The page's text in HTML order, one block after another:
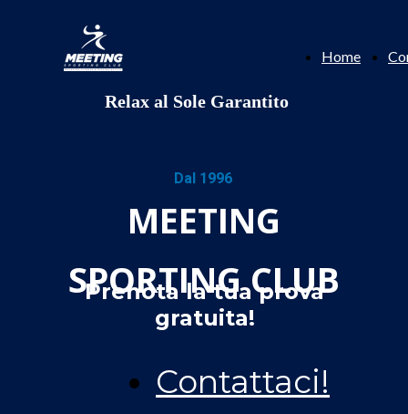
Relax al Sole Garantito
Home
Dal 1996
MEETING
SPORTING CLUB
Prenota la tua prova
gratuita!
Contattaci!